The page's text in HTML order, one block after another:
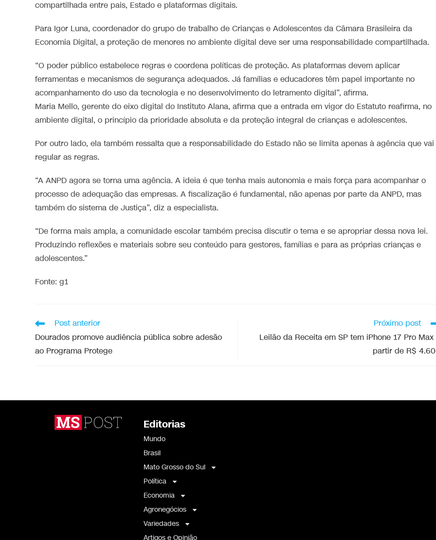
compartilhada entre pais, Estado e plataformas digitais.
Para Igor Luna, coordenador do grupo de trabalho de Crianças e Adolescentes da Câmara Brasileira da
Economia Digital, a proteção de menores no ambiente digital deve ser uma responsabilidade compartilhada.
“O poder público estabelece regras e coordena políticas de proteção. As plataformas devem aplicar
ferramentas e mecanismos de segurança adequados. Já famílias e educadores têm papel importante no
acompanhamento do uso da tecnologia e no desenvolvimento do letramento digital”, afirma.
Maria Mello, gerente do eixo digital do Instituto Alana, afirma que a entrada em vigor do Estatuto reafirma, no
ambiente digital, o princípio da prioridade absoluta e da proteção integral de crianças e adolescentes.
Por outro lado, ela também ressalta que a responsabilidade do Estado não se limita apenas à agência que vai
regular as regras.
“A ANPD agora se torna uma agência. A ideia é que tenha mais autonomia e mais força para acompanhar o
processo de adequação das empresas. A fiscalização é fundamental, não apenas por parte da ANPD, mas
também do sistema de Justiça”, diz a especialista.
“De forma mais ampla, a comunidade escolar também precisa discutir o tema e se apropriar dessa nova lei.
Produzindo reflexões e materiais sobre seu conteúdo para gestores, famílias e para as próprias crianças e
adolescentes.”
Fonte: g1
Post anterior
Dourados promove audiência pública sobre adesão
ao Programa Protege
Próximo post
Leilão da Receita em SP tem iPhone 17 Pro Max
partir de R$
Editorias
Mundo
Brasil
Mato Grosso do Sul
Política
Economia
Agronegócios
Variedades
Artigos e Opinião